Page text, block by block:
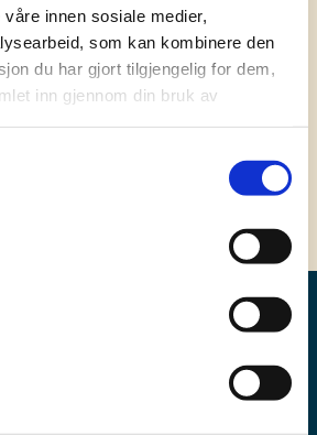
innen sosiale medier,
som kan kombinere den
du har gjort tilgjengelig for dem,
inn gjennom din bruk av
YS, Akademikerne, KS,
Spekter og Oslo kommune. I tillegg har
i utvalget.
og inkluderingsdepartementet (AID)
fra partssammensatt utvalg er